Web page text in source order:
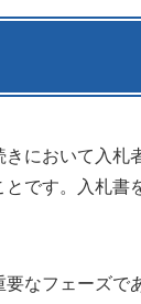
において入
です。入札
なフェーズ